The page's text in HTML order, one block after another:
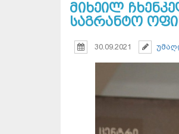
მიხეილ
საგრანტო
30.09.2021